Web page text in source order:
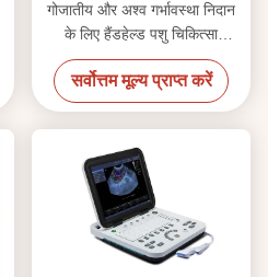
गोजातीय और अश्व गर्भावस्था निदान
के लिए हैंडहेल्ड पशु चिकित्सा
अल्ट्रासाउंड स्कैनर
सर्वोत्तम मूल्य प्राप्त करें